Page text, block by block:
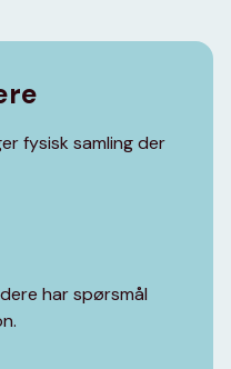
fysisk samling der
har spørsmål